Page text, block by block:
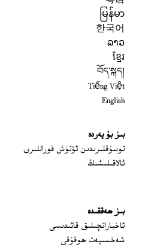
မြန်မာ
한국어
ລາວ
ខ្មែរ
བོད་སྐད།
Tiếng Việt
English
بىز بۇ يەردە
توسۇقلىرىدىن ئۆتۈش قوراللىرى
ئالاقىلىشىڭ
Opens in
Opens in
بىز ھەققىدە
ئاخباراتچىلىق قائىدىسى
شەخسىيەت ھوقۇقى